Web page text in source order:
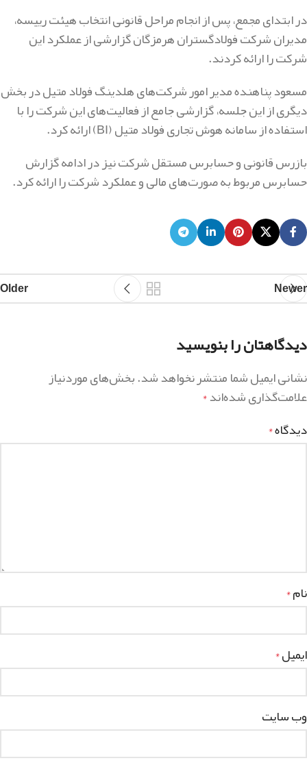
در ابتدای مجمع، پس از انجام مراحل قانونی انتخاب هیئت رییسه،
مدیران شرکت فولادگستران هرمزگان گزارشی از عملکرد این
شرکت را ارائه کردند.
مسعود پناهنده مدیر امور شرکت‌های هلدینگ فولاد متیل در بخش
دیگری از این جلسه، گزارشی جامع از فعالیت‌های این شرکت را با
استفاده از سامانه هوش تجاری فولاد متیل (BI) ارائه کرد.
بازرس قانونی و حسابرس مستقل شرکت نیز در ادامه گزارش
حسابرس مربوط به صورت‌های مالی و عملکرد شرکت را ارائه کرد.
Newer
Older
دیدگاهتان را بنویسید
نشانی ایمیل شما منتشر نخواهد شد.بخش‌های موردنیاز
علامت‌گذاری شده‌اند*
دیدگاه*
نام*
ایمیل*
وب‌ سایت